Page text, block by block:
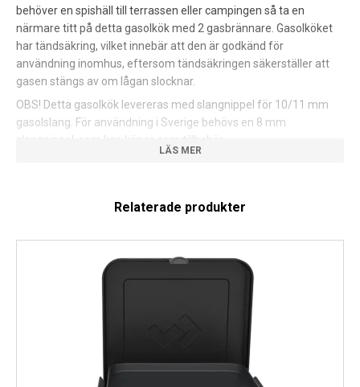
behöver en spishäll till terrassen eller campingen så ta en
närmare titt på detta gasolkök med 2 gasbrännare. Gasolköket
har tändsäkring, vilket innebär att den är godkänd för
användning inomhus, eftersom tändsäkringen säkerställer att
gasen stängs av om lågan slocknar.
OBS! Detta gasolkök levereras med slangnippel för 10/11 mm
gasolslang. För användning i Sverige behövs en 8 mm
slangnippel, som kan köpas som tillbehör.
Brännare och grytställ är emaljerade i svart
10/11 mm gasslang
Levereras utan regulator och slang
Effekt: 3,50 kW (1,5 + 2,0 kW)
Relaterade produkter